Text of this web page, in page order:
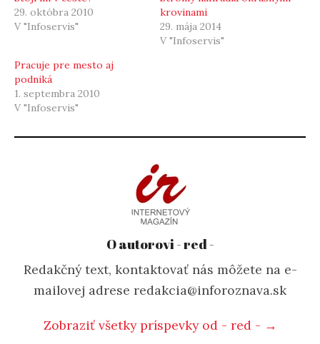
29. októbra 2010
V "Infoservis"
krovinami
29. mája 2014
V "Infoservis"
Pracuje pre mesto aj
podniká
1. septembra 2010
V "Infoservis"
O autorovi - red -
Redakčný text, kontaktovať nás môžete na e-
mailovej adrese redakcia@inforoznava.sk
Zobraziť všetky príspevky od - red - →